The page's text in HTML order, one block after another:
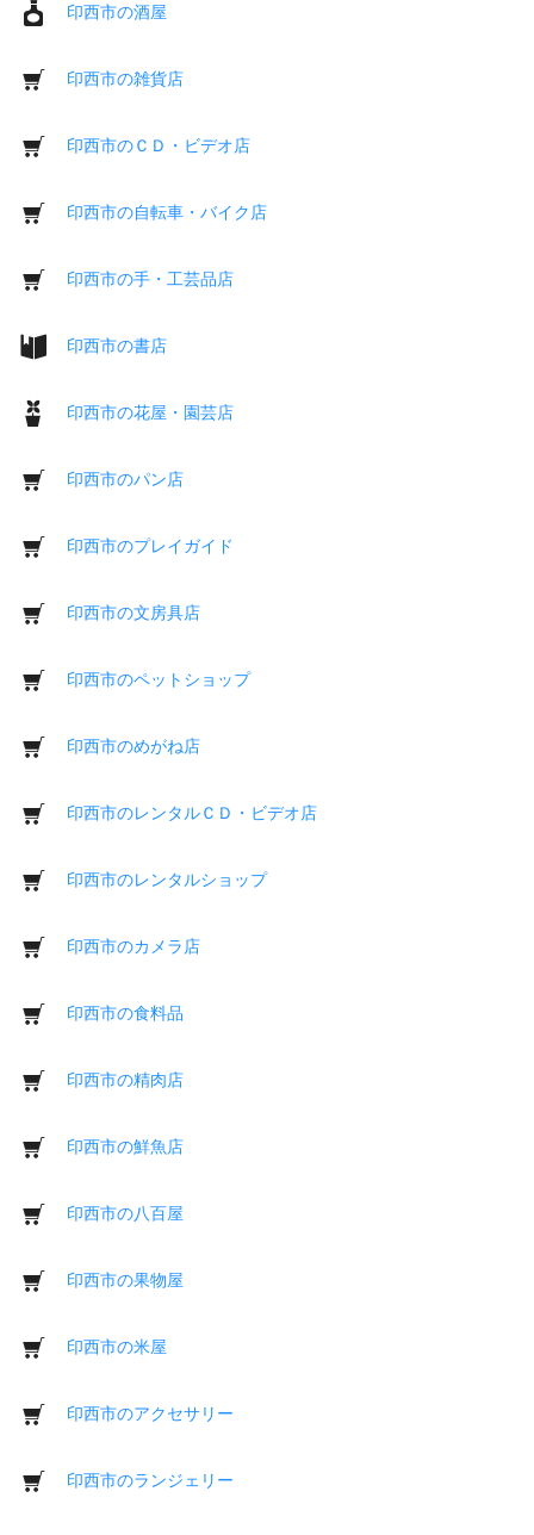
印西市の酒屋
印西市の雑貨店
印西市のＣＤ・ビデオ店
印西市の自転車・バイク店
印西市の手・工芸品店
印西市の書店
印西市の花屋・園芸店
印西市のパン店
印西市のプレイガイド
印西市の文房具店
印西市のペットショップ
印西市のめがね店
印西市のレンタルＣＤ・ビデオ店
印西市のレンタルショップ
印西市のカメラ店
印西市の食料品
印西市の精肉店
印西市の鮮魚店
印西市の八百屋
印西市の果物屋
印西市の米屋
印西市のアクセサリー
印西市のランジェリー